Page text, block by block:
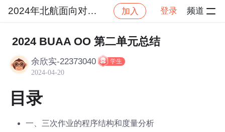
2024年北航面向对象设计与构造 加入 登录 频道
社区 2024年北航面向对象设计与构造
2024 BUAA OO 第二单元总结
余欣实-22373040 学生
2024-04-20
目录
一、三次作业的程序结构和度量分析